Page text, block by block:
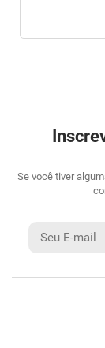
Se você tiver